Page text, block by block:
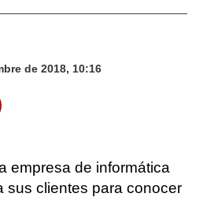
de 2018, 10:16
empresa de informática
sus clientes para conocer